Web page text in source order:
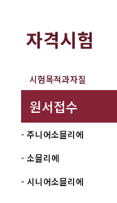
자격시험
시험목적과자질
원서접수
- 주니어소믈리에
- 소믈리에
- 시니어소믈리에